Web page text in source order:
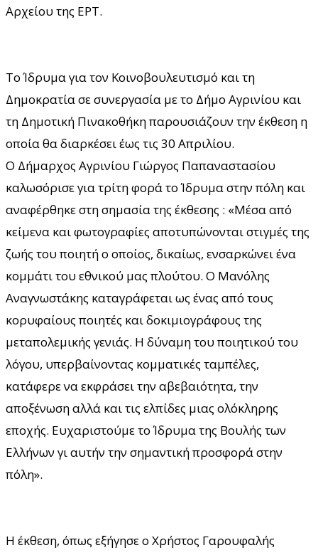
Αρχείου της ΕΡΤ.
Το Ίδρυμα για τον Κοινοβουλευτισμό και τη
Δημοκρατία σε συνεργασία με το Δήμο Αγρινίου και
τη Δημοτική Πινακοθήκη παρουσιάζουν την έκθεση η
οποία θα διαρκέσει έως τις 30 Απριλίου.
Ο Δήμαρχος Αγρινίου Γιώργος Παπαναστασίου
καλωσόρισε για τρίτη φορά το Ίδρυμα στην πόλη και
αναφέρθηκε στη σημασία της έκθεσης : «Μέσα από
κείμενα και φωτογραφίες αποτυπώνονται στιγμές της
ζωής του ποιητή ο οποίος, δικαίως, ενσαρκώνει ένα
κομμάτι του εθνικού μας πλούτου. Ο Μανόλης
Αναγνωστάκης καταγράφεται ως ένας από τους
κορυφαίους ποιητές και δοκιμιογράφους της
μεταπολεμικής γενιάς. Η δύναμη του ποιητικού του
λόγου, υπερβαίνοντας κομματικές ταμπέλες,
κατάφερε να εκφράσει την αβεβαιότητα, την
αποξένωση αλλά και τις ελπίδες μιας ολόκληρης
εποχής. Ευχαριστούμε το Ίδρυμα της Βουλής των
Ελλήνων γι αυτήν την σημαντική προσφορά στην
πόλη».
Η έκθεση, όπως εξήγησε ο Χρήστος Γαρουφαλής